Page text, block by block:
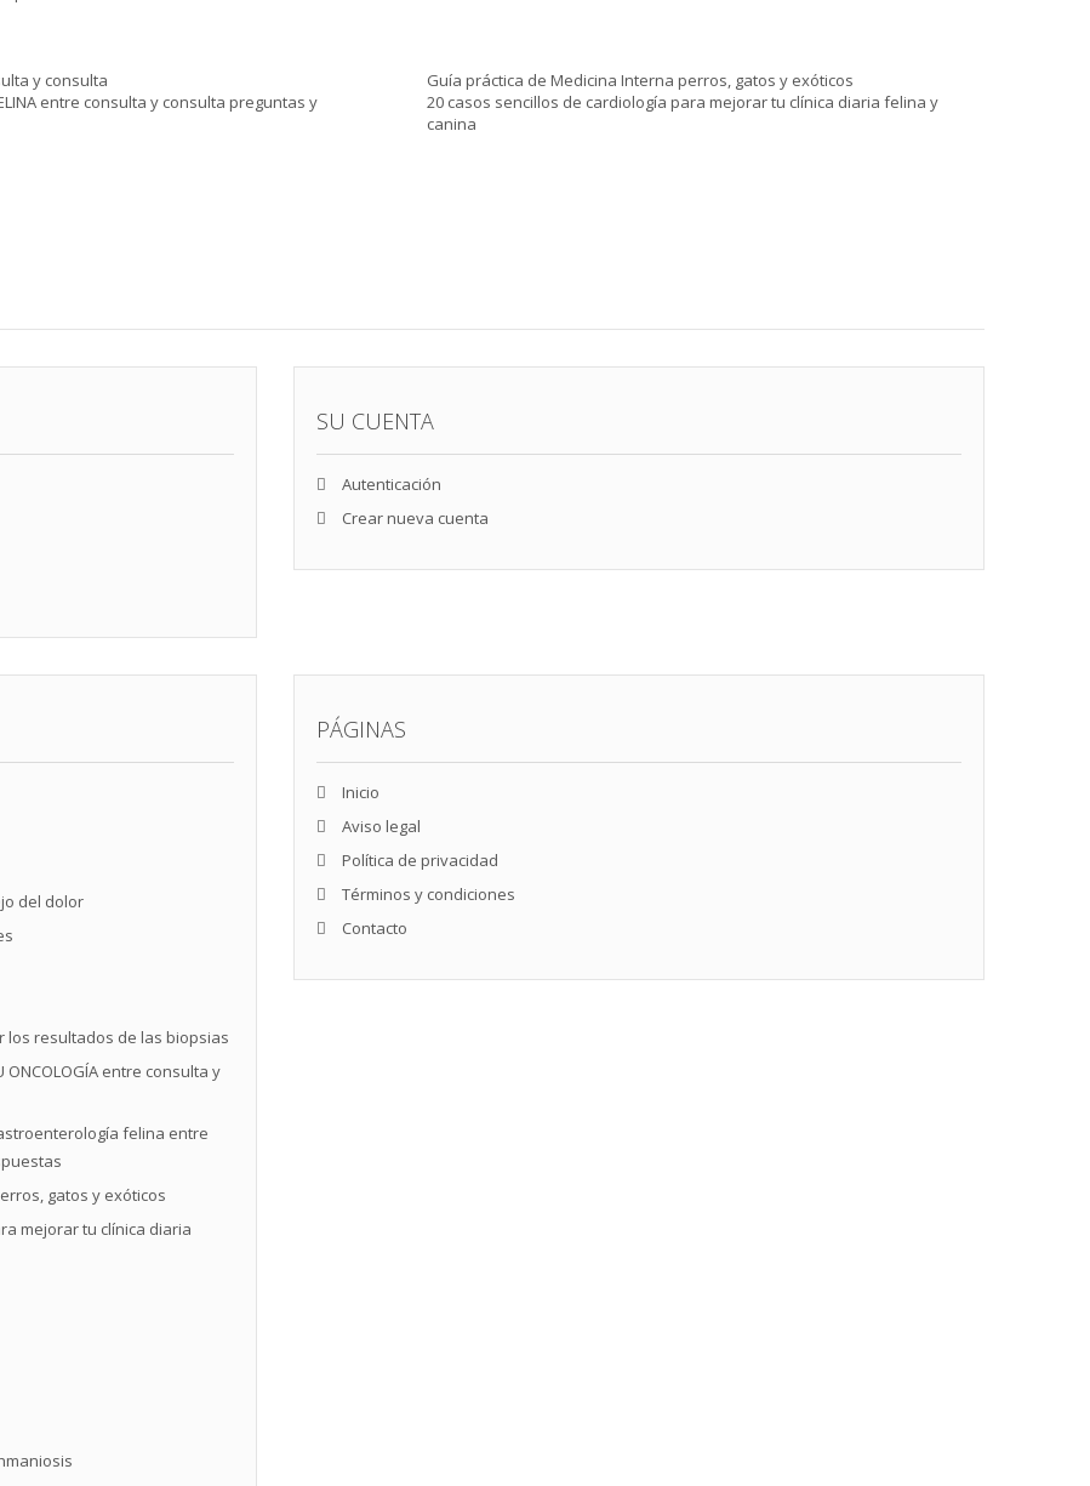
y consulta
entre consulta y consulta preguntas y
Guía práctica de Medicina Interna perros, gatos y exóticos
20 casos sencillos de cardiología para mejorar tu clínica diaria felina y
canina
SU CUENTA
Autenticación
Crear nueva cuenta
del dolor
los resultados de las biopsias
ONCOLOGÍA entre consulta y
felina entre
gatos y exóticos
mejorar tu clínica diaria
PÁGINAS
Inicio
Aviso legal
Política de privacidad
Términos y condiciones
Contacto